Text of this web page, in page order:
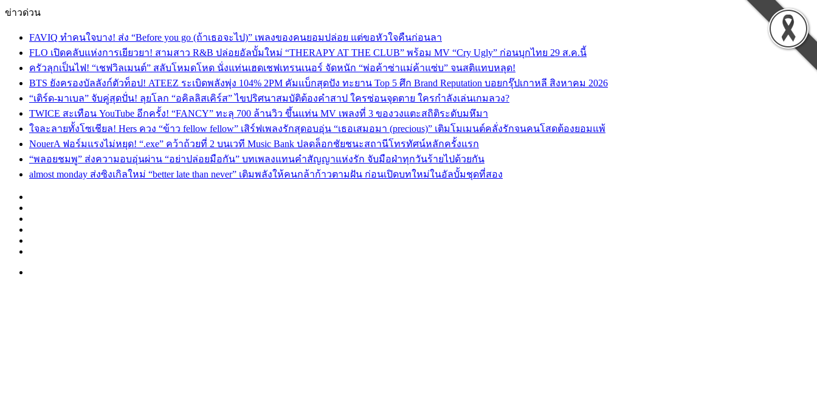
ข่าวด่วน
FAVIQ ทำคนใจบาง! ส่ง “Before you go (ถ้าเธอจะไป)” เพลงของคนยอมปล่อย แต่ขอหัวใจคืนก่อนลา
FLO เปิดคลับแห่งการเยียวยา! สามสาว R&B ปล่อยอัลบั้มใหม่ “THERAPY AT THE CLUB” พร้อม MV “Cry Ugly” ก่อนบุกไทย 29 ส.ค.นี้
ครัวลุกเป็นไฟ! “เชฟวิลเมนต์” สลับโหมดโหด นั่งแท่นเฮดเชฟเทรนเนอร์ จัดหนัก “พ่อค้าซ่าแม่ค้าแซ่บ” จนสติแทบหลุด!
BTS ยังครองบัลลังก์ตัวท็อป! ATEEZ ระเบิดพลังพุ่ง 104% 2PM คัมแบ็กสุดปัง ทะยาน Top 5 ศึก Brand Reputation บอยกรุ๊ปเกาหลี สิงหาคม 2026
“เติร์ด-มาเบล” จับคู่สุดปั่น! ลุยโลก “อคิลลิสเคิร์ส” ไขปริศนาสมบัติต้องคำสาป ใครซ่อนจุดตาย ใครกำลังเล่นเกมลวง?
TWICE สะเทือน YouTube อีกครั้ง! “FANCY” ทะลุ 700 ล้านวิว ขึ้นแท่น MV เพลงที่ 3 ของวงแตะสถิติระดับมหึมา
ใจละลายทั้งโซเชียล! Hers ควง “ข้าว fellow fellow” เสิร์ฟเพลงรักสุดอบอุ่น “เธอเสมอมา (precious)” เติมโมเมนต์คลั่งรักจนคนโสดต้องยอมแพ้
NouerA ฟอร์มแรงไม่หยุด! “.exe” คว้าถ้วยที่ 2 บนเวที Music Bank ปลดล็อกชัยชนะสถานีโทรทัศน์หลักครั้งแรก
“พลอยชมพู” ส่งความอบอุ่นผ่าน “อย่าปล่อยมือกัน” บทเพลงแทนคำสัญญาแห่งรัก จับมือฝ่าทุกวันร้ายไปด้วยกัน
almost monday ส่งซิงเกิลใหม่ “better late than never” เติมพลังให้คนกล้าก้าวตามฝัน ก่อนเปิดบทใหม่ในอัลบั้มชุดที่สอง